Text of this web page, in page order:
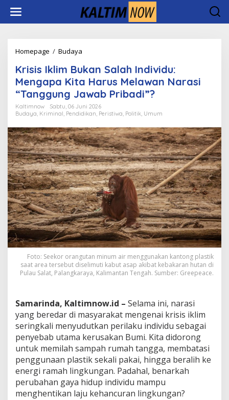
konten
Homepage / Budaya
Bukan
Salah
Individu:
Mengapa
Kita
Harus
Narasi
"Tanggung
Jawab
Pribadi"?
Krisis Iklim Bukan Salah Individu:
Mengapa Kita Harus Melawan Narasi
“Tanggung Jawab Pribadi”?
Kaltimnow
Sabtu, 06 Juni 2026
Budaya, Kriminal, Pendidikan, Peristiwa, Politik, Umum
Foto: Seekor orangutan minum air menggunakan kantong plastik
saat area tersebut diselimuti kabut asap akibat kebakaran hutan di
Pulau Salat, Palangkaraya, Kalimantan Tengah. Sumber: Greepeace.
Samarinda, Kaltimnow.id – Selama ini, narasi
yang beredar di masyarakat mengenai krisis iklim
seringkali menyudutkan perilaku individu sebagai
penyebab utama kerusakan Bumi. Kita didorong
untuk memilah sampah rumah tangga, membatasi
penggunaan plastik sekali pakai, hingga beralih ke
energi ramah lingkungan. Padahal, benarkah
perubahan gaya hidup individu mampu
menghentikan laju kehancuran lingkungan?